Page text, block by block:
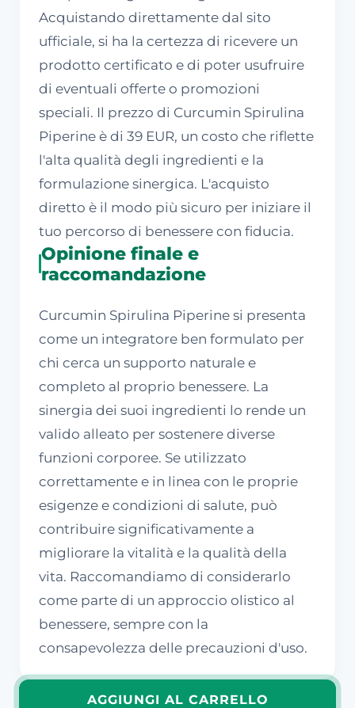
Acquistando direttamente dal sito
ufficiale, si ha la certezza di ricevere un
prodotto certificato e di poter usufruire
di eventuali offerte o promozioni
speciali. Il prezzo di Curcumin Spirulina
Piperine è di 39 EUR, un costo che riflette
l'alta qualità degli ingredienti e la
formulazione sinergica. L'acquisto
diretto è il modo più sicuro per iniziare il
tuo percorso di benessere con fiducia.
Opinione finale e
raccomandazione
Curcumin Spirulina Piperine si presenta
come un integratore ben formulato per
chi cerca un supporto naturale e
completo al proprio benessere. La
sinergia dei suoi ingredienti lo rende un
valido alleato per sostenere diverse
funzioni corporee. Se utilizzato
correttamente e in linea con le proprie
esigenze e condizioni di salute, può
contribuire significativamente a
migliorare la vitalità e la qualità della
vita. Raccomandiamo di considerarlo
come parte di un approccio olistico al
benessere, sempre con la
consapevolezza delle precauzioni d'uso.
AGGIUNGI AL CARRELLO